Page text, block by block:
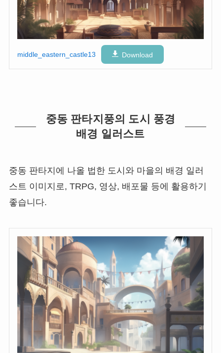
middle_eastern_castle13 Download
중동 판타지풍의 도시 풍경
배경 일러스트
중동 판타지에 나올 법한 도시와 마을의 배경 일러
스트 이미지로, TRPG, 영상, 배포물 등에 활용하기
좋습니다.